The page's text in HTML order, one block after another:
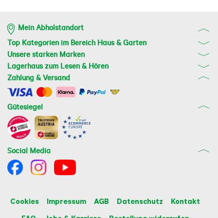
Mein Abholstandort
Top Kategorien im Bereich Haus & Garten
Unsere starken Marken
Lagerhaus zum Lesen & Hören
Zahlung & Versand
Gütesiegel
Social Media
Cookies Impressum AGB Datenschutz
Kontakt